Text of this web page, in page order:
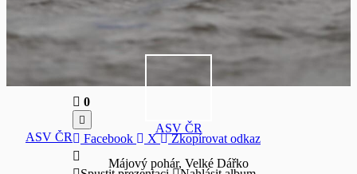
ASV ČR
Májový pohár, Velké Dářko
ASV ČR
0
Facebook X Zkopírovat odkaz